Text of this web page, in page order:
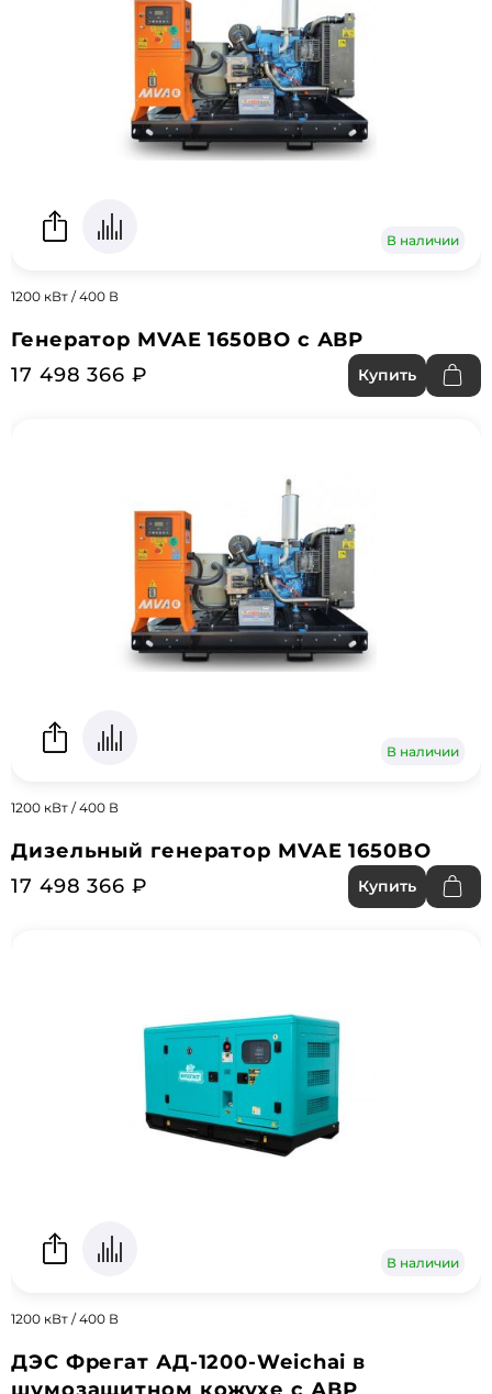
В наличии
1200 кВт / 400 В
Генератор MVAE 1650BO с АВР
17 498 366 ₽
Купить
В наличии
1200 кВт / 400 В
Дизельный генератор MVAE 1650BO
17 498 366 ₽
Купить
В наличии
1200 кВт / 400 В
ДЭС Фрегат АД-1200-Weichai в